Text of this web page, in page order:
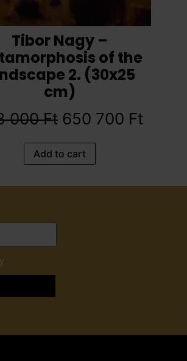
Tibor Nagy –
of the
2. (30x25
cm)
000Ft 650 700 Ft
Add to cart